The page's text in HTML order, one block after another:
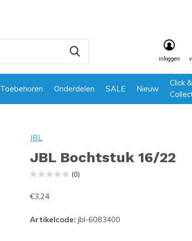
Toebehoren Onderdelen SALE Nieuw
Click &
inloggen
JBL
JBL Bochtstuk 16/22
(0)
€3,24
Artikelcode: jbl-6083400